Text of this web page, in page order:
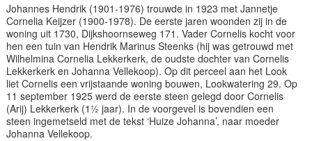
Johannes Hendrik (1901-1976) trouwde in 1923 met Jannetje
Cornelia Keijzer (1900-1978). De eerste jaren woonden zij in de
woning uit 1730, Dijkshoornseweg 171. Vader Cornelis kocht voor
hen een tuin van Hendrik Marinus Steenks (hij was getrouwd met
Wilhelmina Cornelia Lekkerkerk, de oudste dochter van Cornelis
Lekkerkerk en Johanna Vellekoop). Op dit perceel aan het Look
liet Cornelis een vrijstaande woning bouwen, Lookwatering 29. Op
11 september 1925 werd de eerste steen gelegd door Cornelis
(Arij) Lekkerkerk (1½ jaar). In de voorgevel is bovendien een
steen ingemetseld met de tekst ‘Huize Johanna’, naar moeder
Johanna Vellekoop.